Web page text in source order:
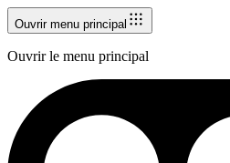
Ouvrir menu principal
Ouvrir le menu principal